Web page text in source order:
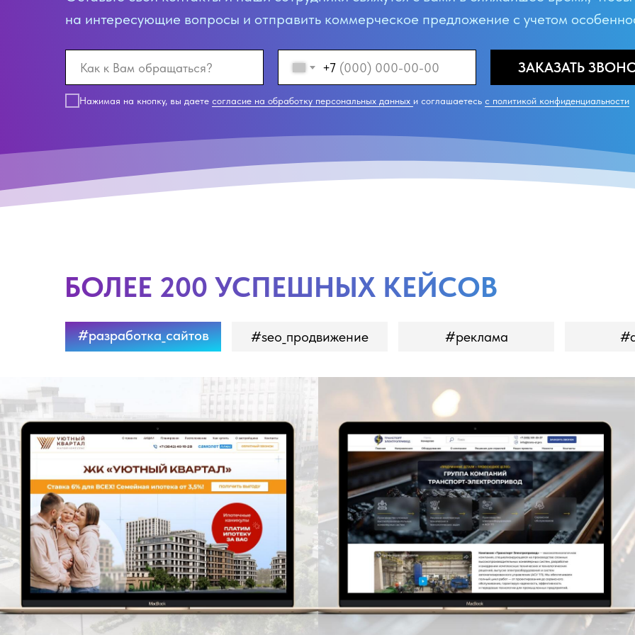
на интересующие вопросы и отправить коммерческое предложение с учетом
+7
Нажимая на кнопку, вы даете согласие на обработку персональных данных и соглашаетесь c политикой конфиденциальности
ЗАКАЗАТЬ
БОЛЕЕ 200 УСПЕШНЫХ КЕЙСОВ
#разработка_сайтов #seo_продвижение #реклама
Самолёт Плюс - агентство
недвижимости
Сайт с каталогом квартир в новом ЖК
"Уютный квартал". Продвижение -
контекстная реклама. Адаптация под
все устройства.
Транспорт-Электропривод -
производство конвейерных
систем
Многостраничный сайт с каталогом
продукции, страницами услуг компании,
мобильной адаптацией